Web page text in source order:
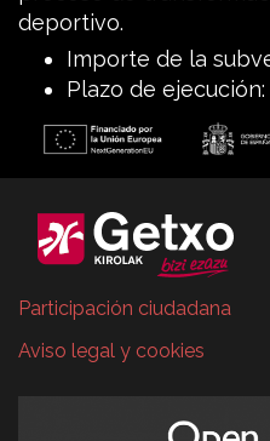
deportivo.
Importe de la
Plazo de
Participación ciudadana
Aviso legal y cookies